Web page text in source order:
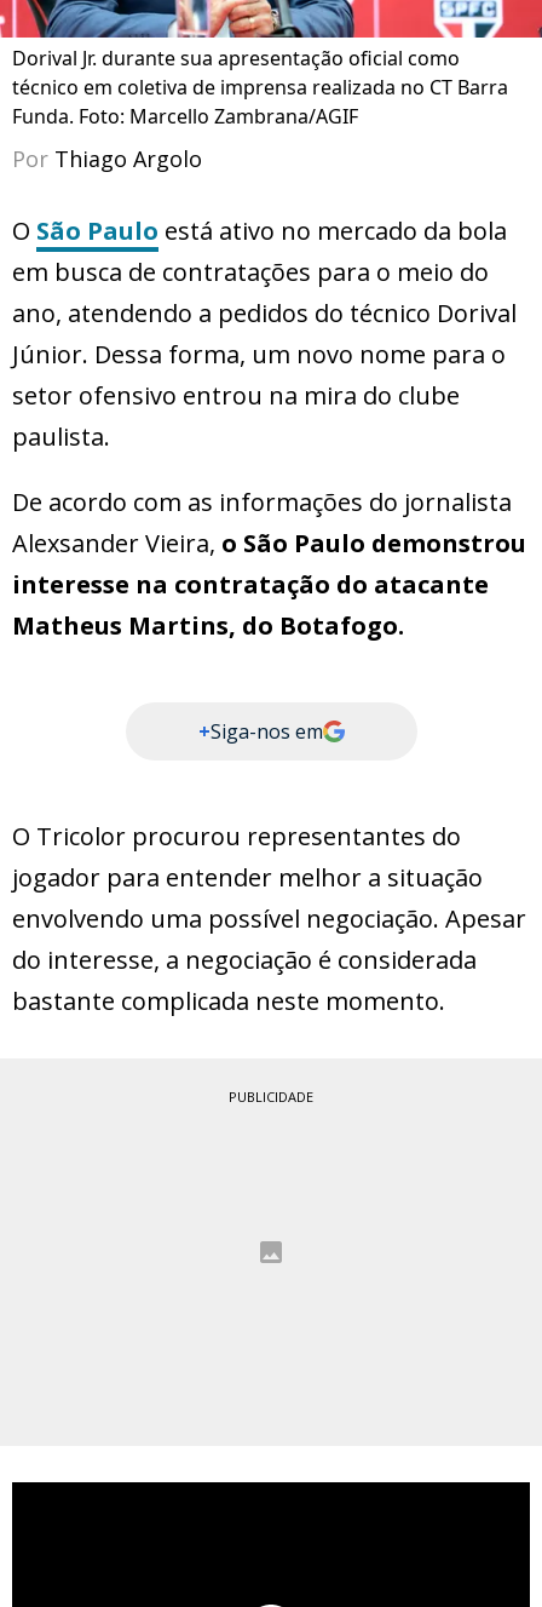
Dorival Jr. durante sua apresentação oficial como
técnico em coletiva de imprensa realizada no CT Barra
Funda. Foto: Marcello Zambrana/AGIF
Por Thiago Argolo
O São Paulo está ativo no mercado da bola
em busca de contratações para o meio do
ano, atendendo a pedidos do técnico Dorival
Júnior. Dessa forma, um novo nome para o
setor ofensivo entrou na mira do clube
paulista.
De acordo com as informações do jornalista
Alexsander Vieira, o São Paulo demonstrou
interesse na contratação do atacante
Matheus Martins, do Botafogo.
+Siga-nos em
O Tricolor procurou representantes do
jogador para entender melhor a situação
envolvendo uma possível negociação. Apesar
do interesse, a negociação é considerada
bastante complicada neste momento.
PUBLICIDADE